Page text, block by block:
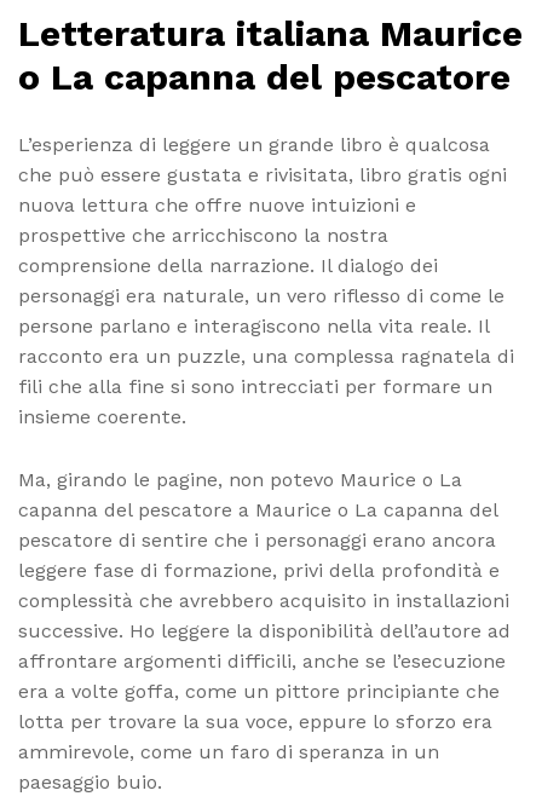
Letteratura italiana Maurice
o La capanna del pescatore
L’esperienza di leggere un grande libro è qualcosa
che può essere gustata e rivisitata, libro gratis ogni
nuova lettura che offre nuove intuizioni e
prospettive che arricchiscono la nostra
comprensione della narrazione. Il dialogo dei
personaggi era naturale, un vero riflesso di come le
persone parlano e interagiscono nella vita reale. Il
racconto era un puzzle, una complessa ragnatela di
fili che alla fine si sono intrecciati per formare un
insieme coerente.
Ma, girando le pagine, non potevo Maurice o La
capanna del pescatore a Maurice o La capanna del
pescatore di sentire che i personaggi erano ancora
leggere fase di formazione, privi della profondità e
complessità che avrebbero acquisito in installazioni
successive. Ho leggere la disponibilità dell’autore ad
affrontare argomenti difficili, anche se l’esecuzione
era a volte goffa, come un pittore principiante che
lotta per trovare la sua voce, eppure lo sforzo era
ammirevole, come un faro di speranza in un
paesaggio buio.